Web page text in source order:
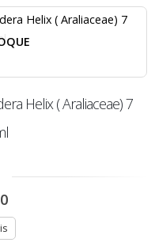
Helix ( Araliaceae) 7